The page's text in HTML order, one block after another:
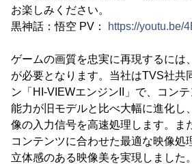
お楽しみください。
黒神話：悟空 PV：
https://youtu.be/
ゲームの画質を忠実に再現するには
が必要となります。当社はTVS社共
ン「HI-VIEWエンジンII」で、コン
能力が旧モデルと比べ大幅に進化し
像の入力信号を高速処理します。ま
コンテンツに合わせた最適な映像処
立体感のある映像美を実現しました